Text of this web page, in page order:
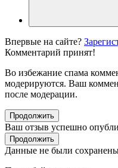
Впервые на сайте?
Комментарий принят!
Во избежание спама
модерируются. Ваш
после модерации.
Продолжить
Ваш отзыв успешно
Продолжить
Данные не были